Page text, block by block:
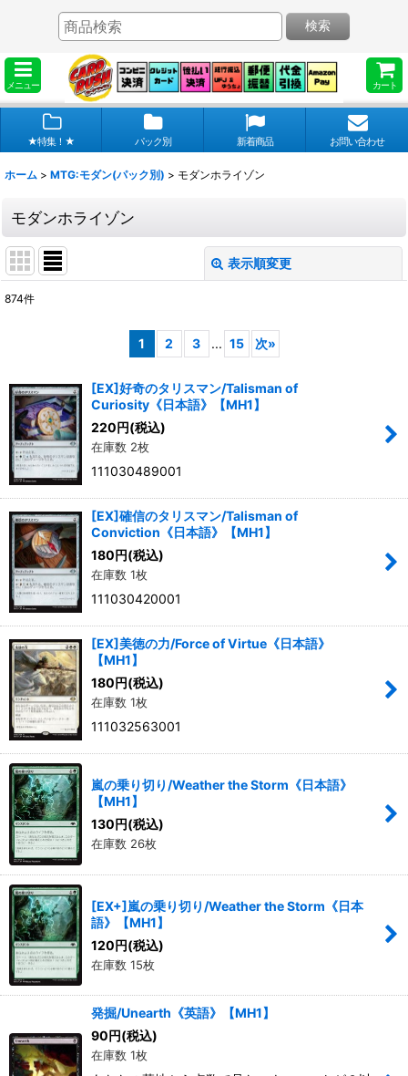
メニュー カート
検索
★特集！★ パック別 新着商品 お問い合わせ
ホーム > MTG:モダン(パック別) > モダンホライゾン
モダンホライゾン
表示順変更
並び順:
874件
1 2 3 ... 15 次»
[EX]好奇のタリスマン/Talisman of
Curiosity《日本語》【MH1】
220円(税込)
在庫数 2枚
111030489001
[EX]確信のタリスマン/Talisman of
Conviction《日本語》【MH1】
180円(税込)
在庫数 1枚
111030420001
[EX]美徳の力/Force of Virtue《日本語》
【MH1】
180円(税込)
在庫数 1枚
111032563001
嵐の乗り切り/Weather the Storm《日本語》
【MH1】
130円(税込)
在庫数 26枚
[EX+]嵐の乗り切り/Weather the Storm《日本
語》【MH1】
120円(税込)
在庫数 15枚
発掘/Unearth《英語》【MH1】
90円(税込)
在庫数 1枚